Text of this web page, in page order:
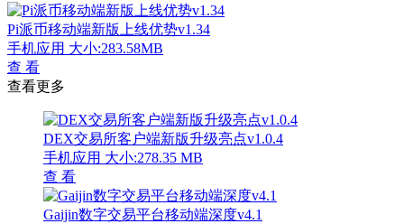
Pi派币移动端新版上线优势v1.34
手机应用 大小:283.58MB
查 看
查看更多
DEX交易所客户端新版升级亮点v1.0.4
手机应用 大小:278.35 MB
查 看
Gaijin数字交易平台移动端深度v4.1